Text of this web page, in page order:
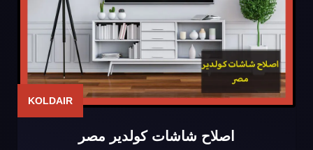
KOLDAIR
اصلاح شاشات كولدير مصر